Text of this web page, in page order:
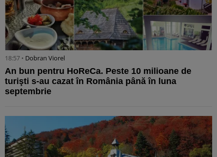
18:57 • Dobran Viorel
An bun pentru HoReCa. Peste 10 milioane de
turişti s-au cazat în România până în luna
septembrie